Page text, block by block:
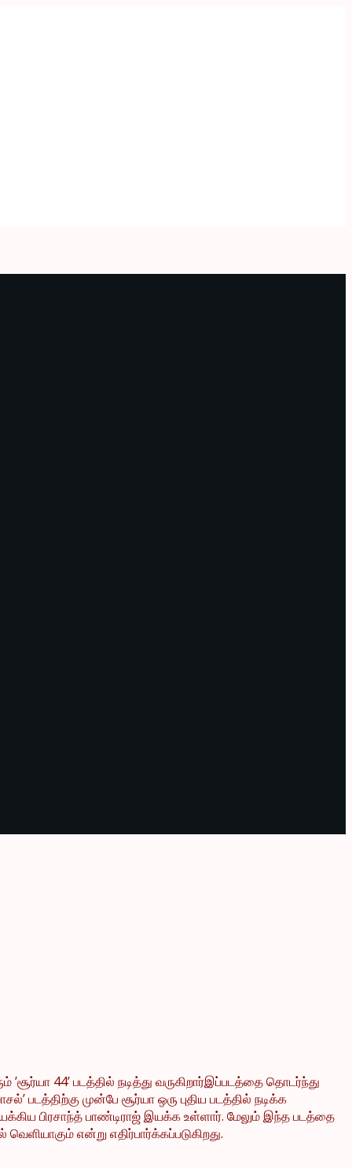
’சூர்யா 44’ படத்தில் நடித்து வருகிறார்இப்படத்தை தொடர்ந்து
படத்திற்கு முன்பே சூர்யா ஒரு புதிய படத்தில் நடிக்க
பிரசாந்த் பாண்டிராஜ் இயக்க உள்ளார். மேலும் இந்த படத்தை
என்று எதிர்பார்க்கப்படுகிறது.